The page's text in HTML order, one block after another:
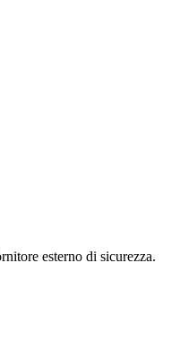
esterno di sicurezza.